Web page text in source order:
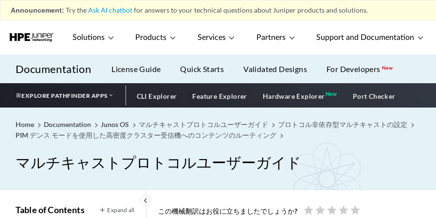
Announcement: Try theAsk AI chatbotfor answers to your technical questions about Juniper products and solutions.
Solutions Products Services Partners Support and Documentation
Documentation License Guide Quick Starts Validated Designs For DevelopersNew
EXPLORE PATHFINDER APPS CLI Explorer Feature Explorer Hardware ExplorerNewNew application
Port Checker
Home Documentation Junos OS マルチキャストプロトコルユーザーガイド
プロトコル非依存型マルチキャストの設定
PIM デンス モードを使用した高密度クラスター受信機へのコンテンツのルーティング
マルチキャストプロトコルユーザーガイド
keyboard_arrow_left
Table of Contents Expand all この機械翻訳はお役に立ちましたでしょうか? star star star star star